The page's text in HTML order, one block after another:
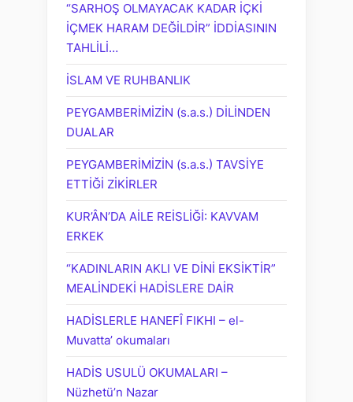
“SARHOŞ OLMAYACAK KADAR İÇKİ
İÇMEK HARAM DEĞİLDİR” İDDİASININ
TAHLİLİ…
İSLAM VE RUHBANLIK
PEYGAMBERİMİZİN (s.a.s.) DİLİNDEN
DUALAR
PEYGAMBERİMİZİN (s.a.s.) TAVSİYE
ETTİĞİ ZİKİRLER
KUR’ÂN’DA AİLE REİSLİĞİ: KAVVAM
ERKEK
“KADINLARIN AKLI VE DİNİ EKSİKTİR”
MEALİNDEKİ HADİSLERE DAİR
HADİSLERLE HANEFÎ FIKHI – el-
Muvatta’ okumaları
HADİS USULÜ OKUMALARI –
Nüzhetü’n Nazar